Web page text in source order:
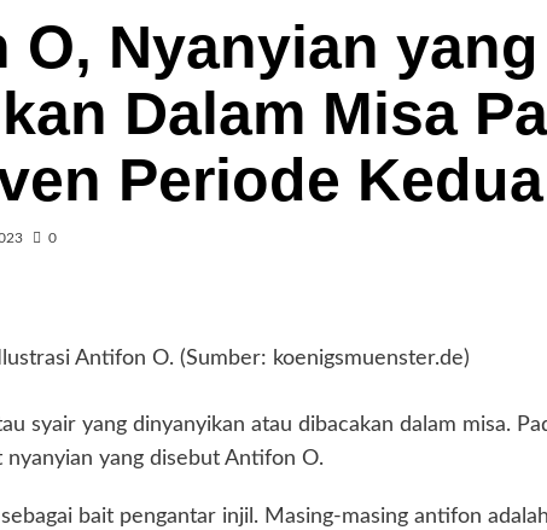
O, Nyanyian yang
Dalam Misa
Periode Kedua
0
Ilustrasi Antifon O. (Sumber: koenigsmuenster.de)
syair yang dinyanyikan atau dibacakan dalam misa.
yang disebut Antifon O.
bait pengantar injil. Masing-masing antifon